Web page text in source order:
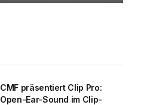
CMF präsentiert Clip Pro:
Open-Ear-Sound im Clip-